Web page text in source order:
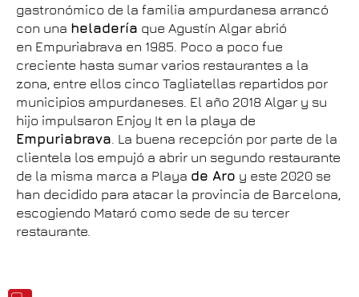
gastronómico de la familia ampurdanesa arrancó
con una heladería que Agustín Algar abrió
en Empuriabrava en 1985. Poco a poco fue
creciente hasta sumar varios restaurantes a la
zona, entre ellos cinco Tagliatellas repartidos por
municipios ampurdaneses. El año 2018 Algar y su
hijo impulsaron Enjoy It en la playa de
Empuriabrava. La buena recepción por parte de la
clientela los empujó a abrir un segundo restaurante
de la misma marca a Playa de Aro y este 2020 se
han decidido para atacar la provincia de Barcelona,
escogiendo Mataró como sede de su tercer
restaurante.